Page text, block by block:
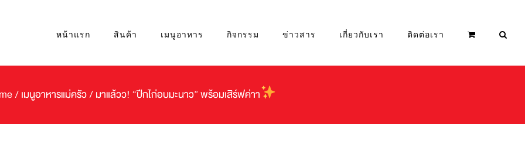
หน้าแรก สินค้า เมนูอาหาร กิจกรรม ข่าวสาร เกี่ยวกับเรา ติดต่อเรา
/ เมนูอาหารแม่ครัว/ มาแล้วว! “ปีกไก่อบมะนาว” พร้อมเสิร์ฟค่าา